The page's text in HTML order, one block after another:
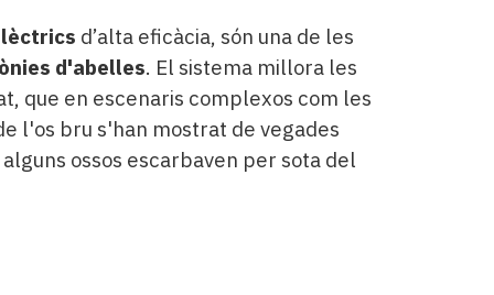
d’alta eficàcia, són una de les
d'abelles. El sistema millora les
que en escenaris complexos com les
l'os bru s'han mostrat de vegades
ossos escarbaven per sota del